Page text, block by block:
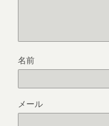
名前
メール